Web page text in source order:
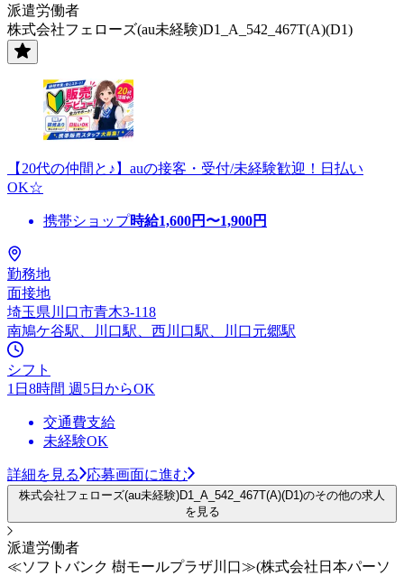
派遣労働者
株式会社フェローズ(au未経験)D1_A_542_467T(A)(D1)
【20代の仲間と♪】auの接客・受付/未経験歓迎！日払い
OK☆
携帯ショップ時給1,600円〜1,900円
勤務地
面接地
埼玉県川口市青木3-118
南鳩ケ谷駅、川口駅、西川口駅、川口元郷駅
シフト
1日8時間 週5日からOK
交通費支給
未経験OK
詳細を見る 応募画面に進む
株式会社フェローズ(au未経験)D1_A_542_467T(A)(D1)のその他の求人
を見る
派遣労働者
≪ソフトバンク 樹モールプラザ川口≫(株式会社日本パーソ